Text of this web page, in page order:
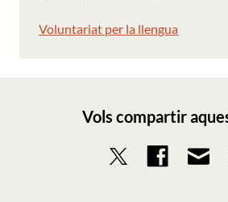
Voluntariat per la llengua
Vols compartir